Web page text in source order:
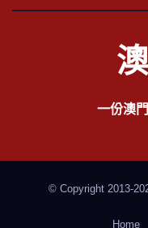
一份澳
© Copyright 2013-
Home